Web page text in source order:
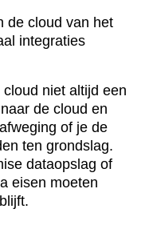
de cloud van het
integraties
niet altijd een
de cloud en
of je de
ten grondslag.
dataopslag of
eisen moeten